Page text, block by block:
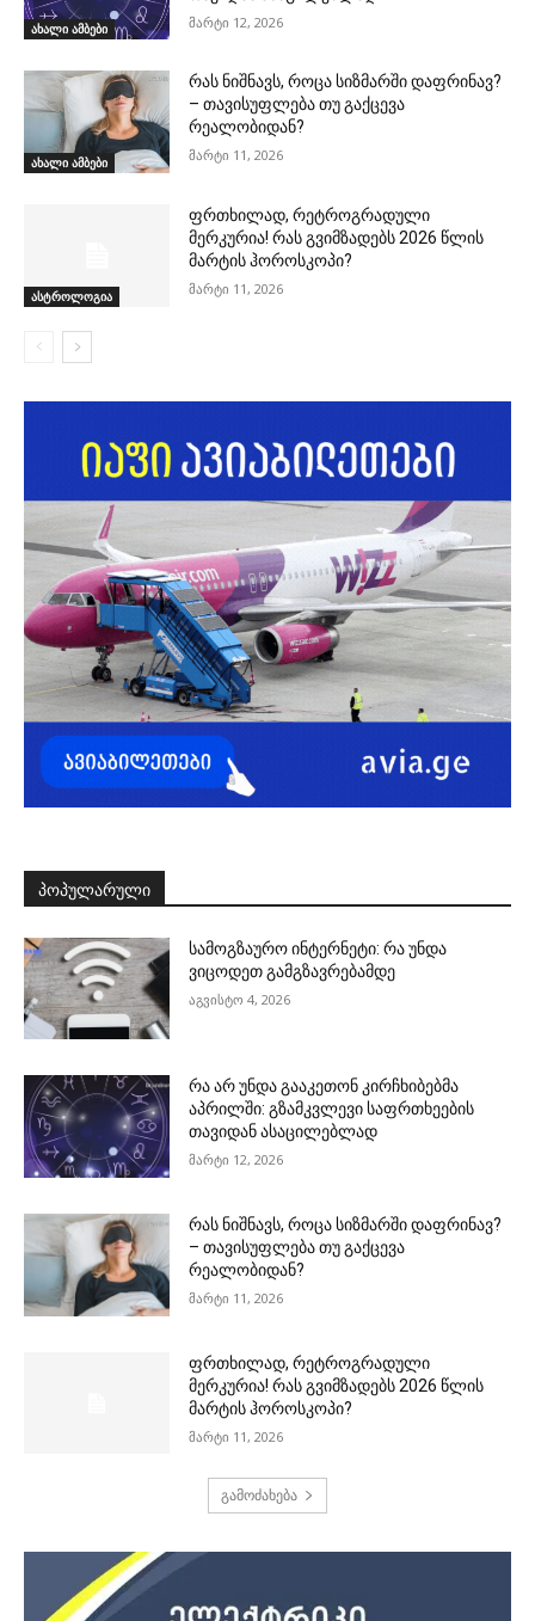
ახალი ამბები მარტი 12, 2026
ახალი ამბები
რას ნიშნავს, როცა სიზმარში დაფრინავ?
– თავისუფლება თუ გაქცევა
რეალობიდან?
მარტი 11, 2026
ასტროლოგია
ფრთხილად, რეტროგრადული
მერკურია! რას გვიმზადებს 2026 წლის
მარტის ჰოროსკოპი?
მარტი 11, 2026
ᲞᲝᲞᲣᲚᲐᲠᲣᲚᲘ
სამოგზაურო ინტერნეტი: რა უნდა
ვიცოდეთ გამგზავრებამდე
აგვისტო 4, 2026
რა არ უნდა გააკეთონ კირჩხიბებმა
აპრილში: გზამკვლევი საფრთხეების
თავიდან ასაცილებლად
მარტი 12, 2026
რას ნიშნავს, როცა სიზმარში დაფრინავ?
– თავისუფლება თუ გაქცევა
რეალობიდან?
მარტი 11, 2026
ფრთხილად, რეტროგრადული
მერკურია! რას გვიმზადებს 2026 წლის
მარტის ჰოროსკოპი?
მარტი 11, 2026
გამოძახება